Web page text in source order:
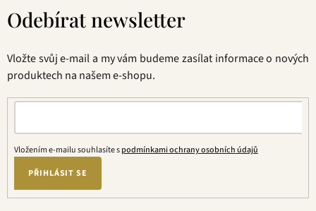
Odebírat newsletter
Vložte svůj e-mail a my vám budeme zasílat informace o nových
produktech na našem e-shopu.
Vložením e-mailu souhlasíte spodmínkami ochrany osobních údajů
PŘIHLÁSIT SE